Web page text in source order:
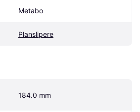
Metabo
Planslipere
184.0 mm